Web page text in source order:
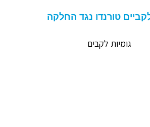
טורנדו נגד החלקה